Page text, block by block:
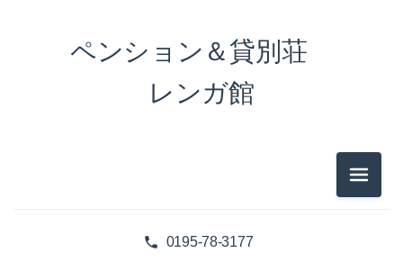
0195-78-3177
ペンション＆貸別荘
レンガ館
メニュ